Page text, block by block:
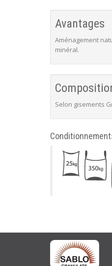
Avantages
Aménagement
minéral.
Selon gisements
ABOUT
US